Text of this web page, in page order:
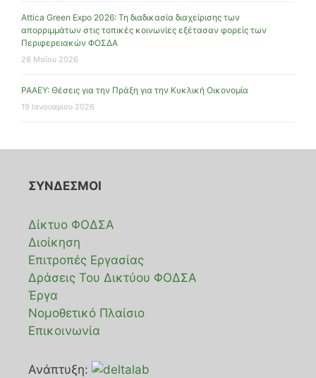
Attica Green Expo 2026: Τη διαδικασία διαχείρισης των
απορριμμάτων στις τοπικές κοινωνίες εξέτασαν φορείς των
Περιφερειακών ΦΟΣΔΑ
28 Μαΐου 2026
ΡΑΑΕΥ: Θέσεις για την Πράξη για την Κυκλική Οικονομία
19 Ιανουαρίου 2026
ΣΥΝΔΕΣΜΟΙ
Δίκτυο ΦΟΔΣΑ
Διοίκηση
Επιτροπές Εργασίας
Δράσεις Του Δικτύου ΦΟΔΣΑ
Έργα
Νομοθετικό Πλαίσιο
Επικοινωνία
Ανάπτυξη: